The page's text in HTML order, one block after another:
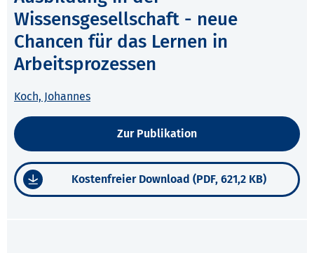
Wissensgesellschaft - neue
Chancen für das Lernen in
Arbeitsprozessen
Koch, Johannes
Zur Publikation
Kostenfreier Download (PDF, 621,2 KB)